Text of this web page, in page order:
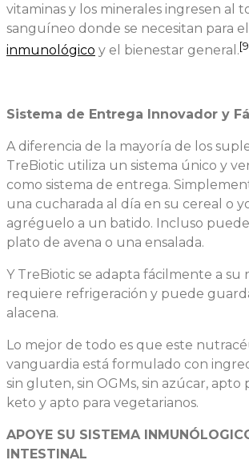
vitaminas y los minerales ingresen al
sanguíneo donde se necesitan para el
inmunológico y el bienestar general.
Sistema de Entrega Innovador y
A diferencia de la mayoría de los
TreBiotic utiliza un sistema único y
como sistema de entrega.
una cucharada al día en su cereal o
agréguelo a un batido. Incluso
plato de avena o una ensalada.
Y TreBiotic se adapta fácilmente a su
requiere refrigeración y puede
alacena.
Lo mejor de todo es que este
vanguardia está formulado con
sin gluten, sin OGMs, sin azúcar, apto
keto y apto para vegetarianos.
APOYE SU SISTEMA
INTESTINAL